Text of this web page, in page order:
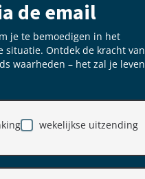
de email
je te bemoedigen in het
situatie. Ontdek de kracht van
waarheden – het zal je leven
wekelijkse uitzending